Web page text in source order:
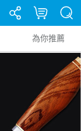
為你推薦